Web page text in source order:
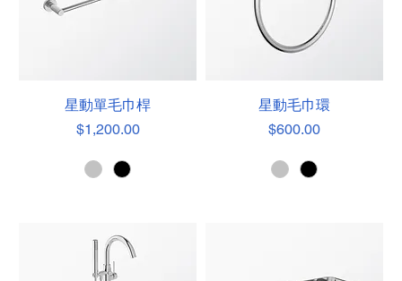
星動單毛巾桿
價格
$1,200.00
星動毛巾環
價格
$600.00